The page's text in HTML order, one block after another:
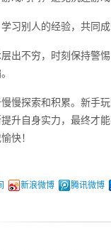
习别人的经验，共同成
出不穷，时刻保持警
慢探索和积累。新手
升自身实力，最终才
快！
新浪微博 腾讯微博